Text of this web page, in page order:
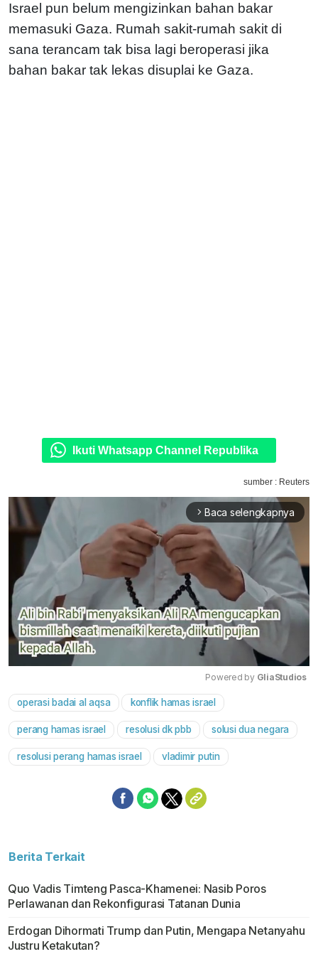
Israel pun belum mengizinkan bahan bakar
memasuki Gaza. Rumah sakit-rumah sakit di
sana terancam tak bisa lagi beroperasi jika
bahan bakar tak lekas disuplai ke Gaza.
Ikuti Whatsapp Channel Republika
sumber : Reuters
arrow_forward_ios Baca selengkapnya
Powered by GliaStudios
operasi badai al aqsa konflik hamas israel
perang hamas israel resolusi dk pbb solusi dua negara
resolusi perang hamas israel vladimir putin
Berita Terkait
Quo Vadis Timteng Pasca-Khamenei: Nasib Poros
Perlawanan dan Rekonfigurasi Tatanan Dunia
Erdogan Dihormati Trump dan Putin, Mengapa Netanyahu
Justru Ketakutan?